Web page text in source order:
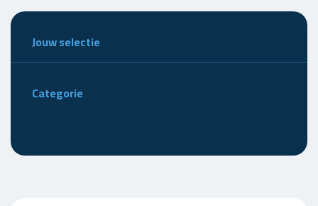
Jouw selectie
Categorie